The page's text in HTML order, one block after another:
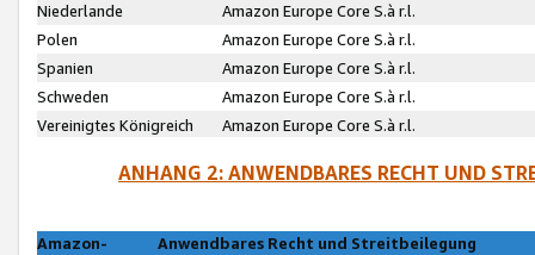
Niederlande
Amazon Europe Core S.à r.l.
Polen
Amazon Europe Core S.à r.l.
Spanien
Amazon Europe Core S.à r.l.
Schweden
Amazon Europe Core S.à r.l.
Vereinigtes Königreich
Amazon Europe Core S.à r.l.
ANHANG 2: ANWENDBARES RECHT UND
Amazon-
Anwendbares Recht und Streitbeilegung